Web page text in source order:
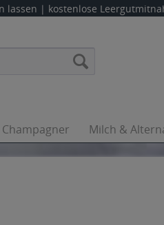
lassen | kostenlose
Milch &